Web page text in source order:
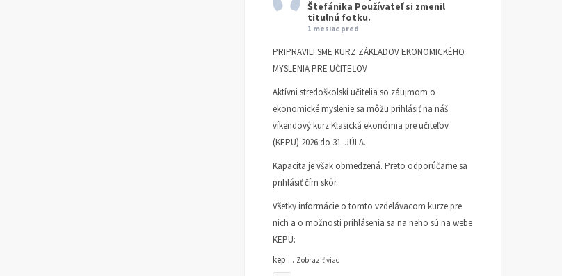
Štefánika Používateľ si zmenil
titulnú fotku.
1 mesiac pred
PRIPRAVILI SME KURZ ZÁKLADOV EKONOMICKÉHO
MYSLENIA PRE UČITEĽOV
Aktívni stredoškolskí učitelia so záujmom o
ekonomické myslenie sa môžu prihlásiť na náš
víkendový kurz Klasická ekonómia pre učiteľov
(KEPU) 2026 do 31. JÚLA.
Kapacita je však obmedzená. Preto odporúčame sa
prihlásiť čím skôr.
Všetky informácie o tomto vzdelávacom kurze pre
nich a o možnosti prihlásenia sa na neho sú na webe
KEPU:
kep ... Zobraziť viac